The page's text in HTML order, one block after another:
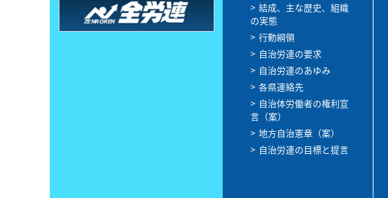
結成、主な歴史、組織
の実態
行動綱領
自治労連の要求
自治労連のあゆみ
各県連絡先
自治体労働者の権利宣
言（案）
地方自治憲章（案）
自治労連の目標と提言